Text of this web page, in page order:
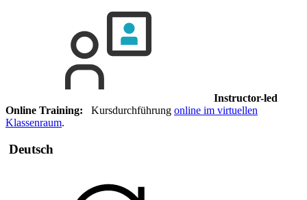
Instructor-led
Online Training: Kursdurchführung online im virtuellen
Klassenraum.
Deutsch